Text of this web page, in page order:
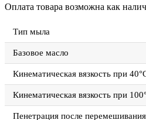
Оплата товара возможна как
Тип мыла
Базовое масло
Кинематическая вязкость при
Кинематическая вязкость при
Пенетрация после